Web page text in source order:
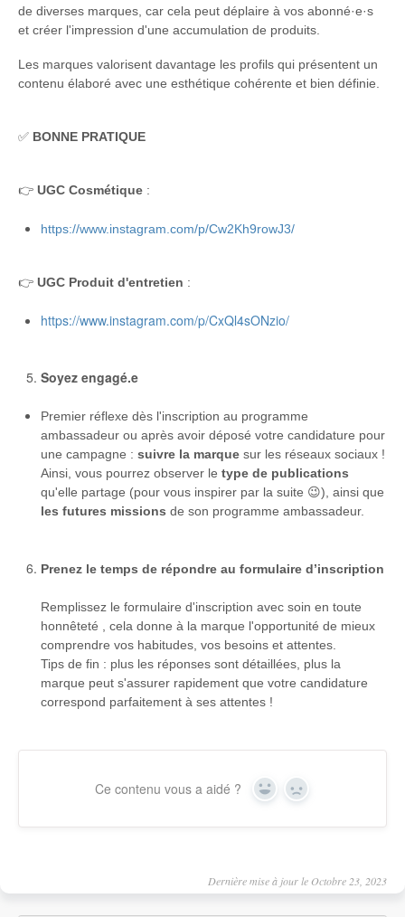
de diverses marques, car cela peut déplaire à vos abonné·e·s
et créer l'impression d'une accumulation de produits.
Les marques valorisent davantage les profils qui présentent un
contenu élaboré avec une esthétique cohérente et bien définie.
✅ BONNE PRATIQUE
👉 UGC Cosmétique :
https://www.instagram.com/p/Cw2Kh9rowJ3/
👉 UGC Produit d'entretien :
https://www.instagram.com/p/CxQl4sONzio/
Soyez engagé.e
Premier réflexe dès l'inscription au programme
ambassadeur ou après avoir déposé votre candidature pour
une campagne : suivre la marque sur les réseaux sociaux !
Ainsi, vous pourrez observer le type de publications
qu'elle partage (pour vous inspirer par la suite 😉), ainsi que
les futures missions de son programme ambassadeur.
Prenez le temps de répondre au formulaire d’inscription
Remplissez le formulaire d'inscription avec soin en toute
honnêteté , cela donne à la marque l'opportunité de mieux
comprendre vos habitudes, vos besoins et attentes.
Tips de fin : plus les réponses sont détaillées, plus la
marque peut s'assurer rapidement que votre candidature
correspond parfaitement à ses attentes !
Ce contenu vous a aidé ? Yes No
Dernière mise à jour le Octobre 23, 2023